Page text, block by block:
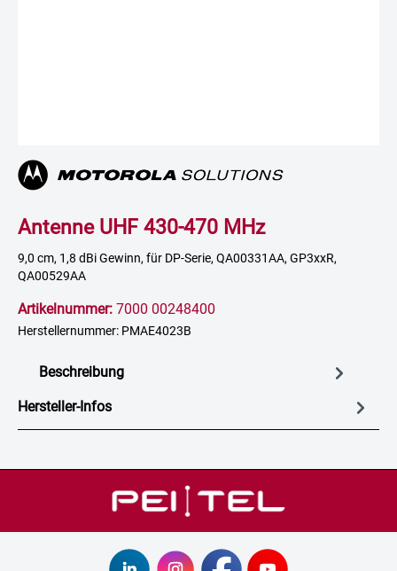
Antenne UHF 430-470 MHz
9,0 cm, 1,8 dBi Gewinn, für DP-Serie, QA00331AA, GP3xxR,
QA00529AA
Artikelnummer: 7000 00248400
Herstellernummer: PMAE4023B
Beschreibung
Hersteller-Infos